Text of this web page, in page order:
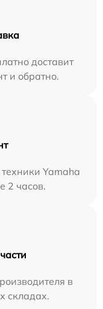
доставит
и обратно.
Yamaha
2 часов.
в
складах.